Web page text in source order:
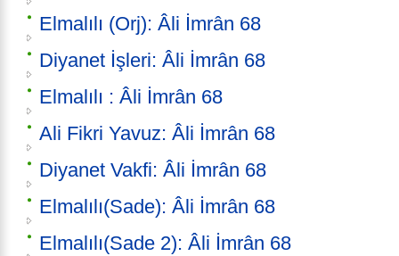
Elmalılı (Orj): Âli İmrân 68
Diyanet İşleri: Âli İmrân 68
Elmalılı : Âli İmrân 68
Ali Fikri Yavuz: Âli İmrân 68
Diyanet Vakfi: Âli İmrân 68
Elmalılı(Sade): Âli İmrân 68
Elmalılı(Sade 2): Âli İmrân 68